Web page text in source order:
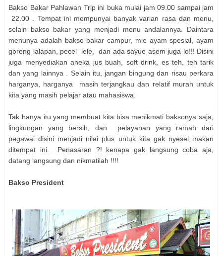
Bakso Bakar Pahlawan Trip ini buka mulai jam 09.00 sampai jam
22.00 . Tempat ini mempunyai banyak varian rasa dan menu,
selain bakso bakar yang menjadi menu andalannya. Daintara
menunya adalah bakso bakar campur, mie ayam spesial, ayam
goreng lalapan, pecel lele, dan ada sayue asem juga lo!!! Disini
juga menyediakan aneka jus buah, soft drink, es teh, teh tarik
dan yang lainnya . Selain itu, jangan bingung dan risau perkara
harganya, harganya masih terjangkau dan relatif murah untuk
kita yang masih pelajar atau mahasiswa.
Tak hanya itu yang membuat kita bisa menikmati baksonya saja,
lingkungan yang bersih, dan pelayanan yang ramah dari
pegawai disini menjadi nilai plus untuk kita gak nyesel makan
ditempat ini. Penasaran ?! kenapa gak langsung coba aja,
datang langsung dan nikmatilah !!!!
Bakso President